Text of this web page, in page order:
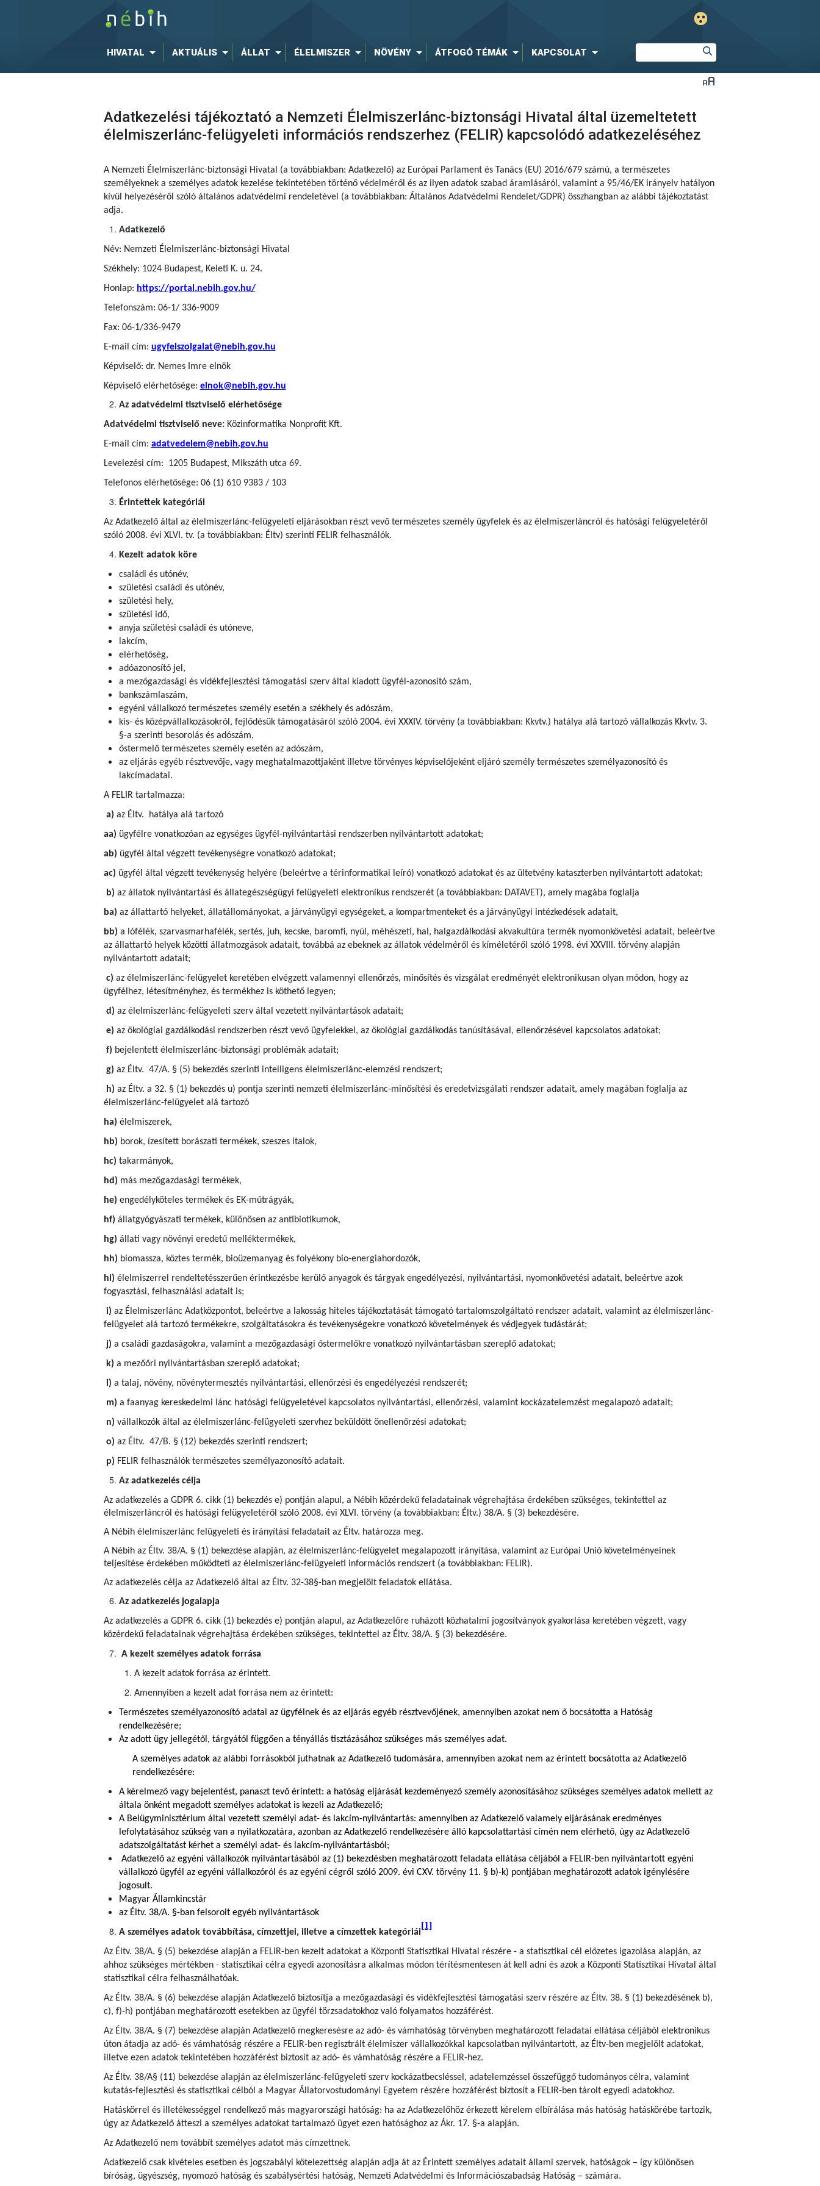
HIVATAL AKTUÁLIS ÁLLAT ÉLELMISZER NÖVÉNY ÁTFOGÓ TÉMÁK KAPCSOLAT
Adatkezelési tájékoztató a Nemzeti Élelmiszerlánc-biztonsági Hivatal által üzemeltetett
élelmiszerlánc-felügyeleti információs rendszerhez (FELIR) kapcsolódó adatkezeléséhez
A Nemzeti Élelmiszerlánc-biztonsági Hivatal (a továbbiakban: Adatkezelő) az Európai Parlament és Tanács (EU) 2016/679 számú, a természetes
személyeknek a személyes adatok kezelése tekintetében történő védelméről és az ilyen adatok szabad áramlásáról, valamint a 95/46/EK irányelv hatályon
kívül helyezéséről szóló általános adatvédelmi rendeletével (a továbbiakban: Általános Adatvédelmi Rendelet/GDPR) összhangban az alábbi tájékoztatást
adja.
Adatkezelő
Név: Nemzeti Élelmiszerlánc-biztonsági Hivatal
Székhely: 1024 Budapest, Keleti K. u. 24.
Honlap: https://portal.nebih.gov.hu/
Telefonszám: 06-1/ 336-9009
Fax: 06-1/336-9479
E-mail cím: ugyfelszolgalat@nebih.gov.hu
Képviselő: dr. Nemes Imre elnök
Képviselő elérhetősége: elnok@nebih.gov.hu
Az adatvédelmi tisztviselő elérhetősége
Adatvédelmi tisztviselő neve:Közinformatika Nonprofit Kft.
E-mail cím: adatvedelem@nebih.gov.hu
Levelezési cím: 1205 Budapest, Mikszáth utca 69.
Telefonos elérhetősége: 06 (1) 610 9383 / 103
Érintettek kategóriái
Az Adatkezelő által az élelmiszerlánc-felügyeleti eljárásokban részt vevő természetes személy ügyfelek és az élelmiszerláncról és hatósági felügyeletéről
szóló 2008. évi XLVI. tv. (a továbbiakban: Éltv) szerinti FELIR felhasználók.
Kezelt adatok köre
családi és utónév,
születési családi és utónév,
születési hely,
születési idő,
anyja születési családi és utóneve,
lakcím,
elérhetőség,
adóazonosító jel,
a mezőgazdasági és vidékfejlesztési támogatási szerv által kiadott ügyfél-azonosító szám,
bankszámlaszám,
egyéni vállalkozó természetes személy esetén a székhely és adószám,
kis- és középvállalkozásokról, fejlődésük támogatásáról szóló 2004. évi XXXIV. törvény (a továbbiakban: Kkvtv.) hatálya alá tartozó vállalkozás Kkvtv. 3.
§-a szerinti besorolás és adószám,
őstermelő természetes személy esetén az adószám,
az eljárás egyéb résztvevője, vagy meghatalmazottjaként illetve törvényes képviselőjeként eljáró személy természetes személyazonosító és
lakcímadatai.
A FELIR tartalmazza:
a) az Éltv. hatálya alá tartozó
aa) ügyfélre vonatkozóan az egységes ügyfél-nyilvántartási rendszerben nyilvántartott adatokat;
ab) ügyfél által végzett tevékenységre vonatkozó adatokat;
ac) ügyfél által végzett tevékenység helyére (beleértve a térinformatikai leíró) vonatkozó adatokat és az ültetvény kataszterben nyilvántartott adatokat;
b) az állatok nyilvántartási és állategészségügyi felügyeleti elektronikus rendszerét (a továbbiakban: DATAVET), amely magába foglalja
ba) az állattartó helyeket, állatállományokat, a járványügyi egységeket, a kompartmenteket és a járványügyi intézkedések adatait,
bb) a lófélék, szarvasmarhafélék, sertés, juh, kecske, baromfi, nyúl, méhészeti, hal, halgazdálkodási akvakultúra termék nyomonkövetési adatait, beleértve
az állattartó helyek közötti állatmozgások adatait, továbbá az ebeknek az állatok védelméről és kíméletéről szóló 1998. évi XXVIII. törvény alapján
nyilvántartott adatait;
c) az élelmiszerlánc-felügyelet keretében elvégzett valamennyi ellenőrzés, minősítés és vizsgálat eredményét elektronikusan olyan módon, hogy az
ügyfélhez, létesítményhez, és termékhez is köthető legyen;
d) az élelmiszerlánc-felügyeleti szerv által vezetett nyilvántartások adatait;
e) az ökológiai gazdálkodási rendszerben részt vevő ügyfelekkel, az ökológiai gazdálkodás tanúsításával, ellenőrzésével kapcsolatos adatokat;
f) bejelentett élelmiszerlánc-biztonsági problémák adatait;
g) az Éltv. 47/A. § (5) bekezdés szerinti intelligens élelmiszerlánc-elemzési rendszert;
h) az Éltv. a 32. § (1) bekezdés u) pontja szerinti nemzeti élelmiszerlánc-minősítési és eredetvizsgálati rendszer adatait, amely magában foglalja az
élelmiszerlánc-felügyelet alá tartozó
ha) élelmiszerek,
hb) borok, ízesített borászati termékek, szeszes italok,
hc) takarmányok,
hd) más mezőgazdasági termékek,
he) engedélyköteles termékek és EK-műtrágyák,
hf) állatgyógyászati termékek, különösen az antibiotikumok,
hg) állati vagy növényi eredetű melléktermékek,
hh) biomassza, köztes termék, bioüzemanyag és folyékony bio-energiahordozók,
hi) élelmiszerrel rendeltetésszerűen érintkezésbe kerülő anyagok és tárgyak engedélyezési, nyilvántartási, nyomonkövetési adatait, beleértve azok
fogyasztási, felhasználási adatait is;
i) az Élelmiszerlánc Adatközpontot, beleértve a lakosság hiteles tájékoztatását támogató tartalomszolgáltató rendszer adatait, valamint az élelmiszerlánc-
felügyelet alá tartozó termékekre, szolgáltatásokra és tevékenységekre vonatkozó követelmények és védjegyek tudástárát;
j) a családi gazdaságokra, valamint a mezőgazdasági őstermelőkre vonatkozó nyilvántartásban szereplő adatokat;
k) a mezőőri nyilvántartásban szereplő adatokat;
l) a talaj, növény, növénytermesztés nyilvántartási, ellenőrzési és engedélyezési rendszerét;
m) a faanyag kereskedelmi lánc hatósági felügyeletével kapcsolatos nyilvántartási, ellenőrzési, valamint kockázatelemzést megalapozó adatait;
n) vállalkozók által az élelmiszerlánc-felügyeleti szervhez beküldött önellenőrzési adatokat;
o) az Éltv. 47/B. § (12) bekezdés szerinti rendszert;
p) FELIR felhasználók természetes személyazonosító adatait.
Az adatkezelés célja
Az adatkezelés a GDPR 6. cikk (1) bekezdés e) pontján alapul, a Nébih közérdekű feladatainak végrehajtása érdekében szükséges, tekintettel az
élelmiszerláncról és hatósági felügyeletéről szóló 2008. évi XLVI. törvény (a továbbiakban: Éltv.) 38/A. § (3) bekezdésére.
A Nébih élelmiszerlánc felügyeleti és irányítási feladatait az Éltv. határozza meg.
A Nébih az Éltv. 38/A. § (1) bekezdése alapján, az élelmiszerlánc-felügyelet megalapozott irányítása, valamint az Európai Unió követelményeinek
teljesítése érdekében működteti az élelmiszerlánc-felügyeleti információs rendszert (a továbbiakban: FELIR).
Az adatkezelés célja az Adatkezelő által az Éltv. 32-38§-ban megjelölt feladatok ellátása.
Az adatkezelés jogalapja
Az adatkezelés a GDPR 6. cikk (1) bekezdés e) pontján alapul, az Adatkezelőre ruházott közhatalmi jogosítványok gyakorlása keretében végzett, vagy
közérdekű feladatainak végrehajtása érdekében szükséges, tekintettel az Éltv. 38/A. § (3) bekezdésére.
A kezelt személyes adatok forrása
A kezelt adatok forrása az érintett.
Amennyiben a kezelt adat forrása nem az érintett:
Természetes személyazonosító adatai az ügyfélnek és az eljárás egyéb résztvevőjének, amennyiben azokat nem ő bocsátotta a Hatóság
rendelkezésére;
Az adott ügy jellegétől, tárgyától függően a tényállás tisztázásához szükséges más személyes adat.
A személyes adatok az alábbi forrásokból juthatnak az Adatkezelő tudomására, amennyiben azokat nem az érintett bocsátotta az Adatkezelő
rendelkezésére:
A kérelmező vagy bejelentést, panaszt tevő érintett: a hatóság eljárását kezdeményező személy azonosításához szükséges személyes adatok mellett az
általa önként megadott személyes adatokat is kezeli az Adatkezelő;
A Belügyminisztérium által vezetett személyi adat- és lakcím-nyilvántartás: amennyiben az Adatkezelő valamely eljárásának eredményes
lefolytatásához szükség van a nyilatkozatára, azonban az Adatkezelő rendelkezésére álló kapcsolattartási címén nem elérhető, úgy az Adatkezelő
adatszolgáltatást kérhet a személyi adat- és lakcím-nyilvántartásból;
Adatkezelő az egyéni vállalkozók nyilvántartásából az (1) bekezdésben meghatározott feladata ellátása céljából a FELIR-ben nyilvántartott egyéni
vállalkozó ügyfél az egyéni vállalkozóról és az egyéni cégről szóló 2009. évi CXV. törvény 11. § b)-k) pontjában meghatározott adatok igénylésére
jogosult.
Magyar Államkincstár
az Éltv. 38/A. §-ban felsorolt egyéb nyilvántartások
A személyes adatok továbbítása, címzettjei, illetve a címzettek kategóriái
[1]
Az Éltv. 38/A. § (5) bekezdése alapján a FELIR-ben kezelt adatokat a Központi Statisztikai Hivatal részére - a statisztikai cél előzetes igazolása alapján, az
ahhoz szükséges mértékben - statisztikai célra egyedi azonosításra alkalmas módon térítésmentesen át kell adni és azok a Központi Statisztikai Hivatal által
statisztikai célra felhasználhatóak.
Az Éltv. 38/A. § (6) bekezdése alapján Adatkezelő biztosítja a mezőgazdasági és vidékfejlesztési támogatási szerv részére az Éltv. 38. § (1) bekezdésének b),
c), f)-h) pontjában meghatározott esetekben az ügyfél törzsadatokhoz való folyamatos hozzáférést.
Az Éltv. 38/A. § (7) bekezdése alapján Adatkezelő megkeresésre az adó- és vámhatóság törvényben meghatározott feladatai ellátása céljából elektronikus
úton átadja az adó- és vámhatóság részére a FELIR-ben regisztrált élelmiszer vállalkozókkal kapcsolatban nyilvántartott, az Éltv-ben megjelölt adatokat,
illetve ezen adatok tekintetében hozzáférést biztosít az adó- és vámhatóság részére a FELIR-hez.
Az Éltv. 38/A§ (11) bekezdése alapján az élelmiszerlánc-felügyeleti szerv kockázatbecsléssel, adatelemzéssel összefüggő tudományos célra, valamint
kutatás-fejlesztési és statisztikai célból a Magyar Állatorvostudományi Egyetem részére hozzáférést biztosít a FELIR-ben tárolt egyedi adatokhoz.
Hatáskörrel és illetékességgel rendelkező más magyarországi hatóság: ha az Adatkezelőhöz érkezett kérelem elbírálása más hatóság hatáskörébe tartozik,
úgy az Adatkezelő átteszi a személyes adatokat tartalmazó ügyet ezen hatósághoz az Ákr. 17. §-a alapján.
Az Adatkezelő nem továbbít személyes adatot más címzettnek.
Adatkezelő csak kivételes esetben és jogszabályi kötelezettség alapján adja át az Érintett személyes adatait állami szervek, hatóságok – így különösen
bíróság, ügyészség, nyomozó hatóság és szabálysértési hatóság, Nemzeti Adatvédelmi és Információszabadság Hatóság – számára.